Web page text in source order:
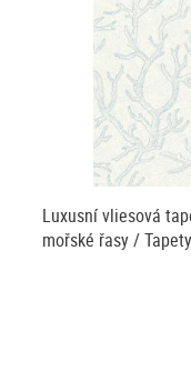
Luxusní vliesová
mořské řasy /